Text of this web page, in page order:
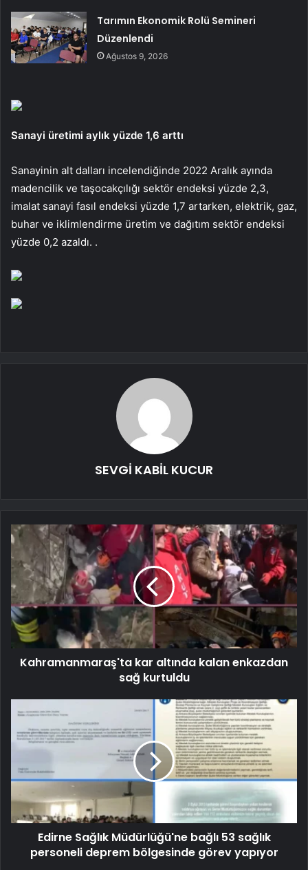
Tarımın Ekonomik Rolü Semineri
Düzenlendi
Ağustos 9, 2026
Sanayi üretimi aylık yüzde 1,6 arttı
Sanayinin alt dalları incelendiğinde 2022 Aralık ayında
madencilik ve taşocakçılığı sektör endeksi yüzde 2,3,
imalat sanayi fasıl endeksi yüzde 1,7 artarken, elektrik, gaz,
buhar ve iklimlendirme üretim ve dağıtım sektör endeksi
yüzde 0,2 azaldı. .
SEVGİ KABİL KUCUR
Kahramanmaraş'ta kar altında kalan enkazdan
sağ kurtuldu
Edirne Sağlık Müdürlüğü'ne bağlı 53 sağlık
personeli deprem bölgesinde görev yapıyor